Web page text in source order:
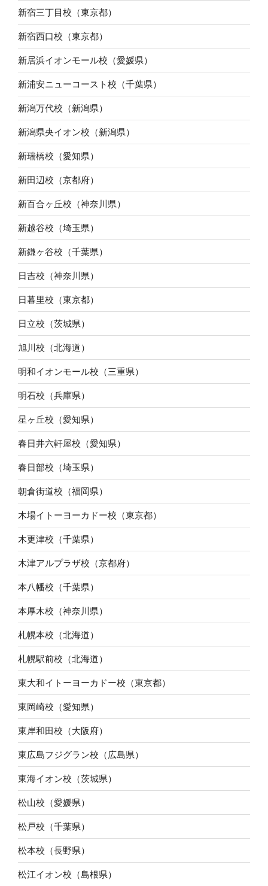
新宿三丁目校（東京都）
新宿西口校（東京都）
新居浜イオンモール校（愛媛県）
新浦安ニューコースト校（千葉県）
新潟万代校（新潟県）
新潟県央イオン校（新潟県）
新瑞橋校（愛知県）
新田辺校（京都府）
新百合ヶ丘校（神奈川県）
新越谷校（埼玉県）
新鎌ヶ谷校（千葉県）
日吉校（神奈川県）
日暮里校（東京都）
日立校（茨城県）
旭川校（北海道）
明和イオンモール校（三重県）
明石校（兵庫県）
星ヶ丘校（愛知県）
春日井六軒屋校（愛知県）
春日部校（埼玉県）
朝倉街道校（福岡県）
木場イトーヨーカドー校（東京都）
木更津校（千葉県）
木津アルプラザ校（京都府）
本八幡校（千葉県）
本厚木校（神奈川県）
札幌本校（北海道）
札幌駅前校（北海道）
東大和イトーヨーカドー校（東京都）
東岡崎校（愛知県）
東岸和田校（大阪府）
東広島フジグラン校（広島県）
東海イオン校（茨城県）
松山校（愛媛県）
松戸校（千葉県）
松本校（長野県）
松江イオン校（島根県）